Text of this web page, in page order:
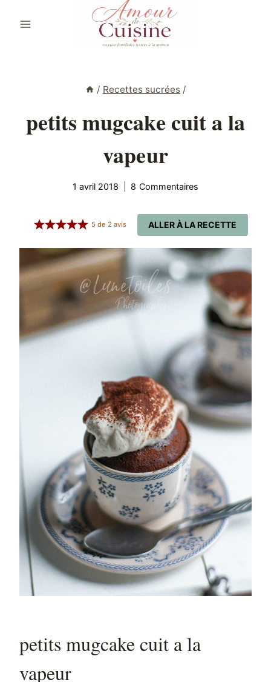
/ Recettes sucrées /
petits mugcake cuit a la
vapeur
1 avril 2018 8 Commentaires
ALLER À LA RECETTE
5 de2 avis
petits mugcake cuit a la
vapeur